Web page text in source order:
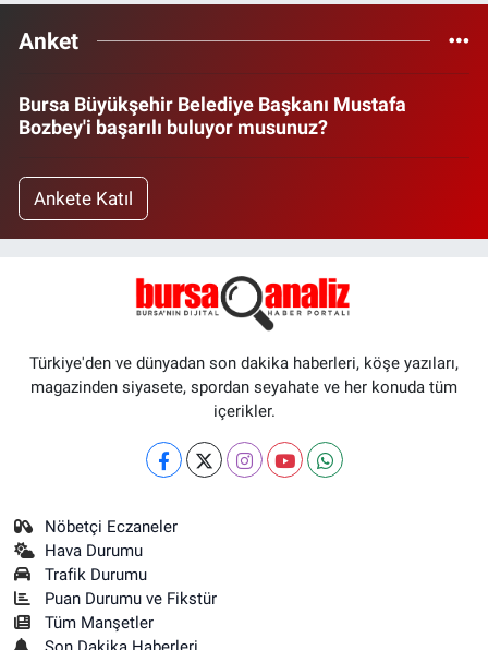
Anket
Bursa Büyükşehir Belediye Başkanı Mustafa
Bozbey'i başarılı buluyor musunuz?
Ankete Katıl
Türkiye'den ve dünyadan son dakika haberleri, köşe yazıları,
magazinden siyasete, spordan seyahate ve her konuda tüm
içerikler.
Nöbetçi Eczaneler
Hava Durumu
Trafik Durumu
Puan Durumu ve Fikstür
Tüm Manşetler